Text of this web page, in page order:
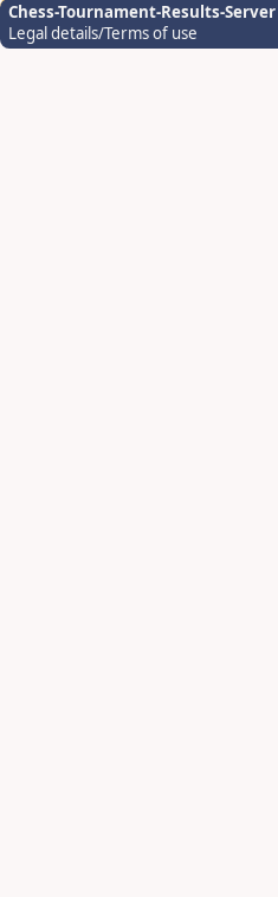
Chess-Tournament-Results-Server
Legal details/Terms of use